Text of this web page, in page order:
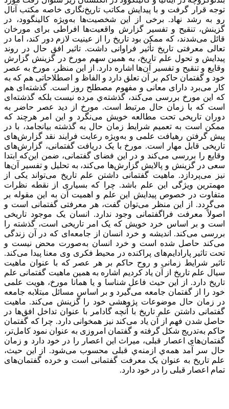
توجه قرار گرفت و با پیدایش مکاتب تاریخ‌‌نگاری خاصه مکتب آنال
رو به رشد نهاد. برخی از این شخصیت‌‌ها به‌‌ویژه کالینگوود، در
گزینش، تنقیح و تفسیر گزارش واقعیت‌‌ها افراطی برای مورخان
قائل می‌‌شدند، که ممکن بود تاریخ را از عینیت لازم دور کند، اما در
تعالی معرفتی تاریخ تأثیر فراوانی داشت. تاثیر افق حال در روند
پیدایش و تحول علم تاریخ، به همین سهم مورخ در گزینش گزارش
وقایع و تنقیح و تفسیر آن‌‌ها اشاره دارد. از این منظر، مورخ به عصر
خود و گفتمان حاکم بر آن تعلق دارد و الفاظ و اصطلاحاتی هم كه به
کار می‌‌برد دارای معانی و مفهوم مصطلح روز است. گذشته‌‌ای هم
که این مورخ بررسی می‌‌کند، گذشته‌‌ي مرده نیست بلکه گذشته‌‌ای
است که با زمان حال مرتبط است. مورخ از دید عصر حاضر به
دوران تاریخی تحت مطالعه خویش می‌‌نگرد و این امر هرچند که
ممکن است به تعمیم شرایط زمان حال به گذشته بیانجامد، با در
پیش گرفتن رهیافت علمی و به‌‌ویژه رعایت فرایند نقد گزارش‌‌های
تاریخی قابل مهار است. مورخ با یک دریافت گفتمانی، گزارش‌‌های
وقایع را بررسی می‌‌کند و در این فضای گفتمانی، ضمن این‌‌که ابتدا
سعی در گزینش و پالایش گزارش‌‌ها می‌‌کند، به تحلیل و تفسیر آن‌‌ها
نیز می‌‌پردازد. ماهیت گفتمانی داشتن علم تاریخ می‌‌تواند یکی از
مهمترین ویژگی این علم باشد. چرا که بسیاری از نقطه نظرات
متفاوت در خصوص پیدایش این علم و اهمیت آن به این مقوله بر
می‌‌گردد. از این منظر می‌‌توان گفت، هر معرفتی گفتمانی است و
اصولاً معرفت فراگفتمانی وجود ندارد. انسان یک موجود تاریخی
است و بر اساس خرد خویش که یک امر تاریخی است، گذشته را
بررسی می‌‌کند. اندیشه و خرد انسان از جامعه‌‌ای که در آن زندگی
می‌‌کند حاصل شده است و خرد انسان به‌‌صورت محض نیست و
تحت تاثیر پارادایم‌‌های پراکنده در محیط فکری وی معنا پیدا می‌‌کند.
تاثیر شرایط زمانی و روح حاکم بر هر عصر که با عنوان ماهیت
سیال علم تاریخ از آن یاد کردیم اشاره به همین ماهیت گفتمانی علم
تاریخ دارد. از این حیث فاعل شناسا و یا همانا مورخ، هویت علمی
خود را از گفتمان جامعه می‌‌گیرد و بر اساس مسائل مبتلابه جامعه
در زمان حال موضوعات پژوهشی خود را گزینش می‌‌کند. ماهیت
گفتمانی داشتن علم تاریخ با آنچه گادامر با عنوان تداخل افق‌‌ها در
حاصل شدن فهم از آن یاد می‌‌کند نیز همخوانی دارد. چرا که گفتمان
حاکم به‌‌تدریج شکل گرفته و گفتمان امروزی به عنوان نمود کامل‌‌تر،
گفتمان‌‌های اعصار قبلی، میراث این اعصار را در خود دارد و زمان
حال سر آمد همه‌‌ي ازمنه‌‌ي قبلی محسوب می‌‌شود. از این حیث،
علم تاریخ به عنوان یک معرفت گفتمانی است و خرده گفتمان‌‌های
تمام اعصار قبلی را در خود دارد.